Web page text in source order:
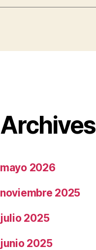
Archives
mayo 2026
noviembre 2025
julio 2025
junio 2025